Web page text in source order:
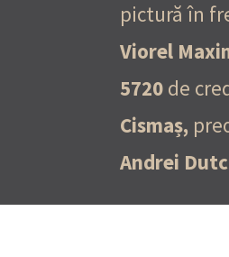
pictură în
Viorel
5720de
Cismaș,
Andrei